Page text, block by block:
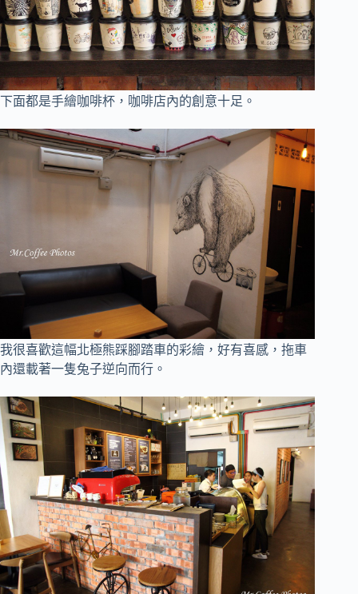
下面都是手繪咖啡杯，咖啡店內的創意十足。
我很喜歡這幅北極熊踩腳踏車的彩繪，好有喜感，拖車
內還載著一隻兔子逆向而行。